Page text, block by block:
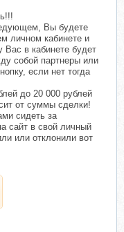
Вы будете
личном кабинете и
Вас в кабинете будет
собой партнеры или
если нет тогда
до 20 000 рублей
от суммы сделки!
сидеть за
сайт в свой личный
или отклонили вот